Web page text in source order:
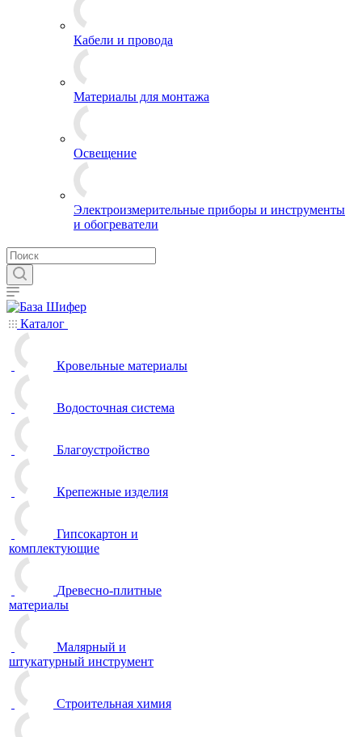
Кабели и провода
Материалы для монтажа
Освещение
Электроизмерительные приборы и инструменты
и обогреватели
Каталог
Кровельные материалы
Водосточная система
Благоустройство
Крепежные изделия
Гипсокартон и
комплектующие
Древесно-плитные
материалы
Малярный и
штукатурный инструмент
Строительная химия